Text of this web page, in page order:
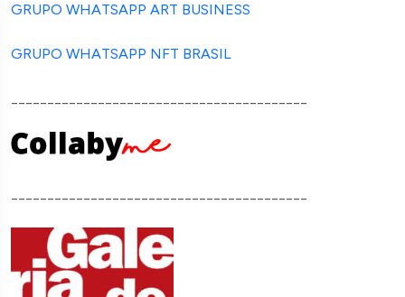
GRUPO WHATSAPP ART BUSINESS
GRUPO WHATSAPP NFT BRASIL